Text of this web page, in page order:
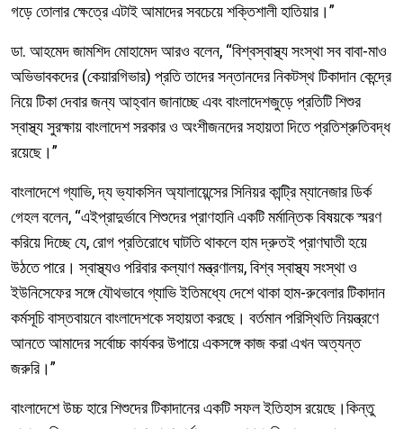
গড়ে তোলার ক্ষেত্রে এটাই আমাদের সবচেয়ে শক্তিশালী হাতিয়ার।”
ডা. আহমেদ জামশিদ মোহামেদ আরও বলেন, “বিশ্বস্বাস্থ্য সংস্থা সব বাবা-মাও
অভিভাবকদের (কেয়ারগিভার) প্রতি তাদের সন্তানদের নিকটস্থ টিকাদান কেন্দ্রে
নিয়ে টিকা দেবার জন্য আহ্বান জানাচ্ছে এবং বাংলাদেশজুড়ে প্রতিটি শিশুর
স্বাস্থ্য সুরক্ষায় বাংলাদেশ সরকার ও অংশীজনদের সহায়তা দিতে প্রতিশ্রুতিবদ্ধ
রয়েছে।”
বাংলাদেশে গ্যাভি, দ্য ভ্যাকসিন অ্যালায়েন্সের সিনিয়র কান্ট্রি ম্যানেজার ডির্ক
গেহল বলেন, “এইপ্রাদুর্ভাবে শিশুদের প্রাণহানি একটি মর্মান্তিক বিষয়কে স্মরণ
করিয়ে দিচ্ছে যে, রোগ প্রতিরোধে ঘাটতি থাকলে হাম দ্রুতই প্রাণঘাতী হয়ে
উঠতে পারে। স্বাস্থ্যও পরিবার কল্যাণ মন্ত্রণালয়, বিশ্ব স্বাস্থ্য সংস্থা ও
ইউনিসেফের সঙ্গে যৌথভাবে গ্যাভি ইতিমধ্যে দেশে থাকা হাম-রুবেলার টিকাদান
কর্মসূচি বাস্তবায়নে বাংলাদেশকে সহায়তা করছে। বর্তমান পরিস্থিতি নিয়ন্ত্রণে
আনতে আমাদের সর্বোচ্চ কার্যকর উপায়ে একসঙ্গে কাজ করা এখন অত্যন্ত
জরুরি।”
বাংলাদেশে উচ্চ হারে শিশুদের টিকাদানের একটি সফল ইতিহাস রয়েছে।কিন্তু